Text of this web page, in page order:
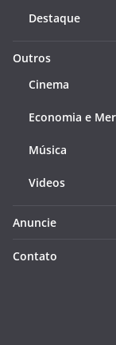
Destaque
Outros
Cinema
Economia e
Música
Videos
Anuncie
Contato